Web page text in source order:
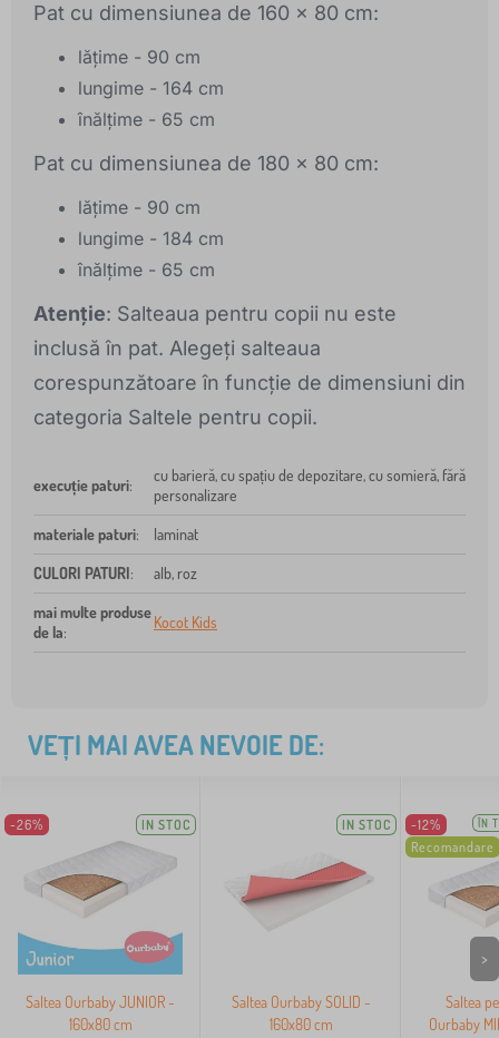
Pat cu dimensiunea de 160 x 80 cm:
lățime - 90 cm
lungime - 164 cm
înălțime - 65 cm
Pat cu dimensiunea de 180 x 80 cm:
lățime - 90 cm
lungime - 184 cm
înălțime - 65 cm
Atenție: Salteaua pentru copii nu este
inclusă în pat. Alegeți salteaua
corespunzătoare în funcție de dimensiuni din
categoria Saltele pentru copii.
execuție paturi:
cu barieră, cu spațiu de depozitare, cu somieră, fără
personalizare
materiale paturi: laminat
CULORI PATURI: alb, roz
mai multe produse
de la:
Kocot Kids
VEȚI MAI AVEA NEVOIE DE:
-26% IN STOC
Saltea Ourbaby JUNIOR -
160x80 cm
IN STOC
Saltea Ourbaby SOLID -
160x80 cm
-12%
Recomandare
ÎN
Saltea
Ourbaby
>